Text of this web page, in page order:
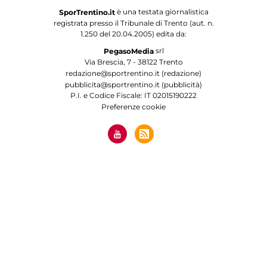
SporTrentino.itè una testata giornalistica
registrata presso il Tribunale di Trento (aut. n.
1.250 del 20.04.2005) edita da:
PegasoMediasrl
Via Brescia, 7 - 38122 Trento
redazione@sportrentino.it (redazione)
pubblicita@sportrentino.it (pubblicità)
P.I. e Codice Fiscale: IT 02015190222
Preferenze cookie